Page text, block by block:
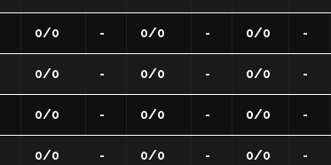
0/0 - 0/0 - 0/0 -
0/0 - 0/0 - 0/0 -
0/0 - 0/0 - 0/0 -
0/0 - 0/0 - 0/0 -